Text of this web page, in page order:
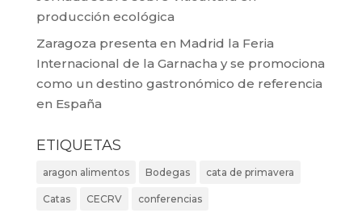
producción ecológica
Zaragoza presenta en Madrid la Feria
Internacional de la Garnacha y se promociona
como un destino gastronómico de referencia
en España
ETIQUETAS
aragon alimentos Bodegas cata de primavera
Catas CECRV conferencias